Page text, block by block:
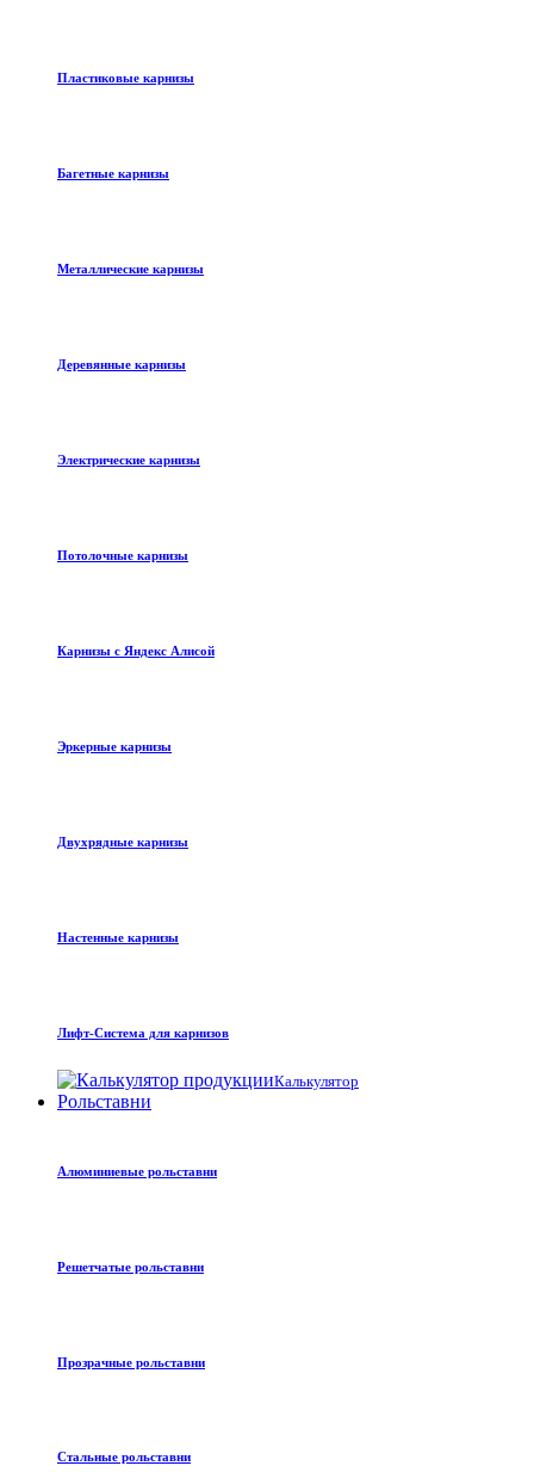
Пластиковые карнизы
Багетные карнизы
Металлические карнизы
Деревянные карнизы
Электрические карнизы
Потолочные карнизы
Карнизы с Яндекс Алисой
Эркерные карнизы
Двухрядные карнизы
Настенные карнизы
Лифт-Система для карнизов
Калькулятор
Рольставни
Алюминиевые рольставни
Решетчатые рольставни
Прозрачные рольставни
Стальные рольставни